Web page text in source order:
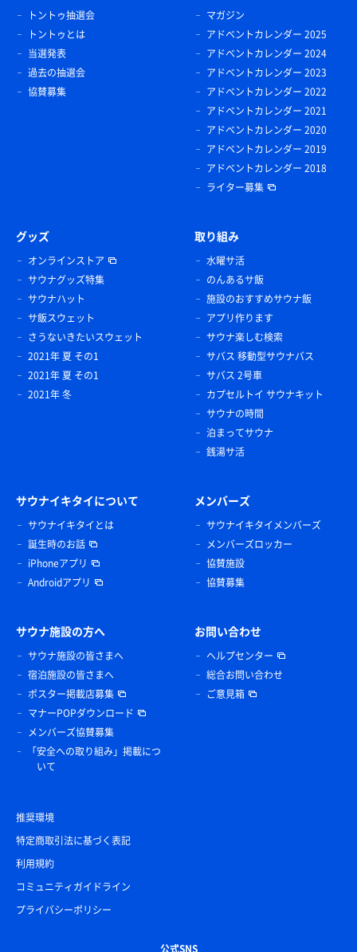
トントゥ抽選会
トントゥとは
当選発表
過去の抽選会
協賛募集
マガジン
アドベントカレンダー 2025
アドベントカレンダー 2024
アドベントカレンダー 2023
アドベントカレンダー 2022
アドベントカレンダー 2021
アドベントカレンダー 2020
アドベントカレンダー 2019
アドベントカレンダー 2018
ライター募集
グッズ
オンラインストア
サウナグッズ特集
サウナハット
サ飯スウェット
さうないきたいスウェット
2021年 夏 その1
2021年 夏 その1
2021年 冬
取り組み
水曜サ活
のんあるサ飯
施設のおすすめサウナ飯
アプリ作ります
サウナ楽しむ検索
サバス 移動型サウナバス
サバス 2号車
カプセルトイ サウナキット
サウナの時間
泊まってサウナ
銭湯サ活
サウナイキタイについて
サウナイキタイとは
誕生時のお話
iPhoneアプリ
Androidアプリ
メンバーズ
サウナイキタイメンバーズ
メンバーズロッカー
協賛施設
協賛募集
サウナ施設の方へ
サウナ施設の皆さまへ
宿泊施設の皆さまへ
ポスター掲載店募集
マナーPOPダウンロード
メンバーズ協賛募集
「安全への取り組み」掲載につ
いて
お問い合わせ
ヘルプセンター
総合お問い合わせ
ご意見箱
推奨環境
特定商取引法に基づく表記
利用規約
コミュニティガイドライン
プライバシーポリシー
公式SNS